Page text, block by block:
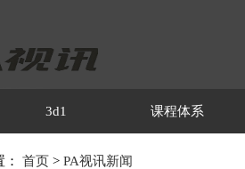
3d1 课程体系
： 首页 > PA视讯新闻